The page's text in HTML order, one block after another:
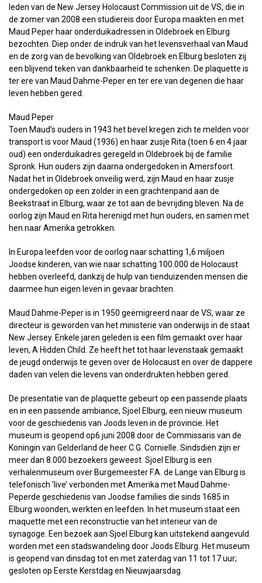
leden van de New Jersey Holocaust Commission uit de VS, die in
de zomer van 2008 een studiereis door Europa maakten en met
Maud Peper haar onderduikadressen in Oldebroek en Elburg
bezochten. Diep onder de indruk van het levensverhaal van Maud
en de zorg van de bevolking van Oldebroek en Elburg besloten zij
een blijvend teken van dankbaarheid te schenken. De plaquette is
ter ere van Maud Dahme-Peper en ter ere van degenen die haar
leven hebben gered.
Maud Peper
Toen Maud’s ouders in 1943 het bevel kregen zich te melden voor
transport is voor Maud (1936) en haar zusje Rita (toen 6 en 4 jaar
oud) een onderduikadres geregeld in Oldebroek bij de familie
Spronk. Hun ouders zijn daarna ondergedoken in Amersfoort.
Nadat het in Oldebroek onveilig werd, zijn Maud en haar zusje
ondergedoken op een zolder in een grachtenpand aan de
Beekstraat in Elburg, waar ze tot aan de bevrijding bleven. Na de
oorlog zijn Maud en Rita herenigd met hun ouders, en samen met
hen naar Amerika getrokken.
In Europa leefden voor de oorlog naar schatting 1,6 miljoen
Joodse kinderen, van wie naar schatting 100.000 de Holocaust
hebben overleefd, dankzij de hulp van tienduizenden mensen die
daarmee hun eigen leven in gevaar brachten.
Maud Dahme-Peper is in 1950 geëmigreerd naar de VS, waar ze
directeur is geworden van het ministerie van onderwijs in de staat
New Jersey. Enkele jaren geleden is een film gemaakt over haar
leven, A Hidden Child. Ze heeft het tot haar levenstaak gemaakt
de jeugd onderwijs te geven over de Holocaust en over de dappere
daden van velen die levens van onderdrukten hebben gered.
De presentatie van de plaquette gebeurt op een passende plaats
en in een passende ambiance, Sjoel Elburg, een nieuw museum
voor de geschiedenis van Joods leven in de provincie. Het
museum is geopend op6 juni 2008 door de Commissaris van de
Koningin van Gelderland de heer C.G. Cornielle. Sindsdien zijn er
meer dan 8.000 bezoekers geweest. Sjoel Elburg is een
verhalenmuseum over Burgemeester F.A. de Lange van Elburg is
telefonisch ‘live’ verbonden met Amerika met Maud Dahme-
Peperde geschiedenis van Joodse families die sinds 1685 in
Elburg woonden, werkten en leefden. In het museum staat een
maquette met een reconstructie van het interieur van de
synagoge. Een bezoek aan Sjoel Elburg kan uitstekend aangevuld
worden met een stadswandeling door Joods Elburg. Het museum
is geopend van dinsdag tot en met zaterdag van 11 tot 17 uur;
gesloten op Eerste Kerstdag en Nieuwjaarsdag.